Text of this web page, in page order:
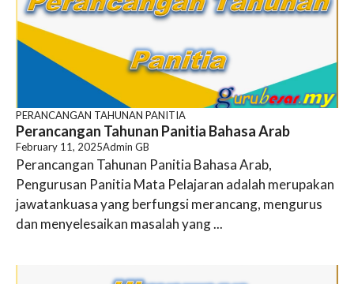
PERANCANGAN TAHUNAN PANITIA
Perancangan Tahunan Panitia Bahasa Arab
February 11, 2025Admin GB
Perancangan Tahunan Panitia Bahasa Arab,
Pengurusan Panitia Mata Pelajaran adalah merupakan
jawatankuasa yang berfungsi merancang, mengurus
dan menyelesaikan masalah yang ...